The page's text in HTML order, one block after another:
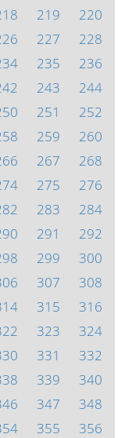
219
220
227
228
235
236
243
244
251
252
259
260
267
268
275
276
283
284
291
292
299
300
307
308
315
316
323
324
331
332
339
340
347
348
355 356